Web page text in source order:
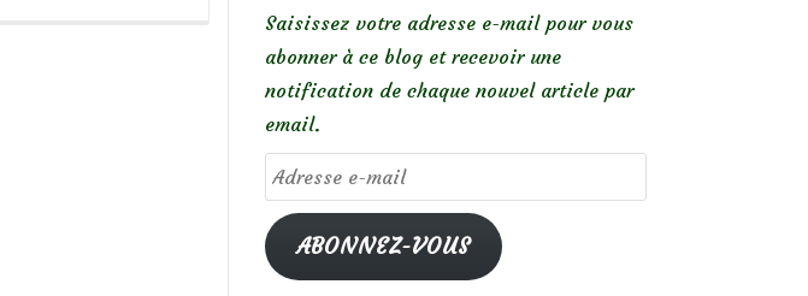
Saisissez votre adresse e-mail pour vous
abonner à ce blog et recevoir une
notification de chaque nouvel article par
email.
Adresse
e-
mailABONNEZ-VOUS